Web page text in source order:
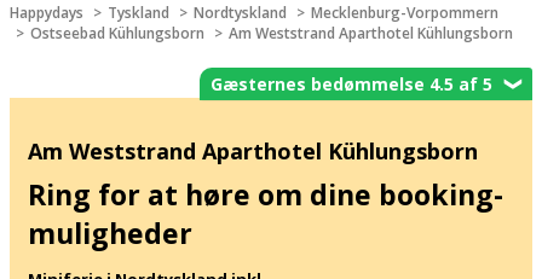
Happydays Tyskland Nordtyskland
Mecklenburg-Vorpommern
Ostseebad Kühlungsborn
Am Weststrand Aparthotel Kühlungsborn
Gæsternes bedømmelse 4.5 af 5❯
Am Weststrand Aparthotel Kühlungsborn
Ring for at høre om dine booking-
muligheder